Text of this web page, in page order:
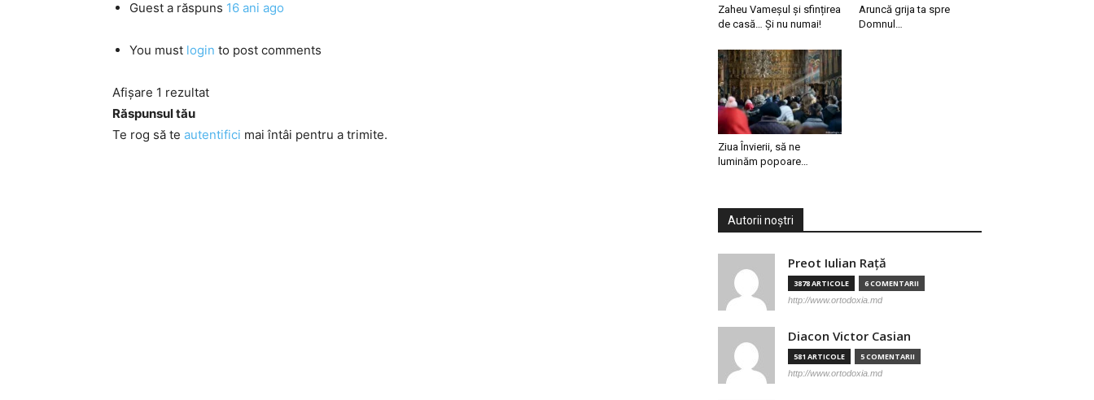
Guest a răspuns 16 ani ago
You must login to post comments
Afișare 1 rezultat
Răspunsul tău
Te rog să te autentifici mai întâi pentru a trimite.
Zaheu Vameșul și sfințirea
de casă… Și nu numai!
Aruncă grija ta spre
Domnul…
Ziua Învierii, să ne
luminăm popoare…
Autorii noștri
Preot Iulian Raţă
3878 ARTICOLE 6 COMENTARII
http://www.ortodoxia.md
Diacon Victor Casian
581 ARTICOLE 5 COMENTARII
http://www.ortodoxia.md